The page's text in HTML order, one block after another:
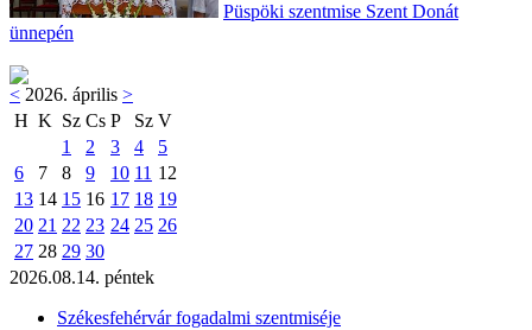
Püspöki szentmise Szent Donát
ünnepén
< 2026. április >
H K Sz Cs P Sz V
1
2 3 4
5
6
7 8 9 10 11 12
13 14 15 16 17 18 19
20 21 22 23 24 25 26
27 28 29 30
2026.08.14. péntek
Székesfehérvár fogadalmi szentmiséje